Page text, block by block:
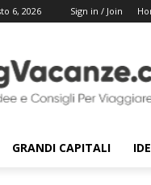
6, 2026 Sign in / Join
GRANDI CAPITALI